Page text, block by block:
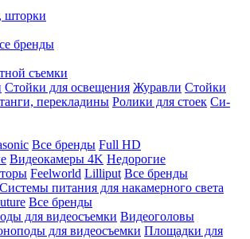
шторки
бренды
съемки
Стойки для освещения Журавли Стойки
перекладины Ролики для стоек Си-
Все бренды Full HD
Видеокамеры 4K Недорогие
Feelworld Lilliput Все бренды
Системы питания для накамерного света
Все бренды
для видеосъемки Видеоголовы
для видеосъемки Площадки для